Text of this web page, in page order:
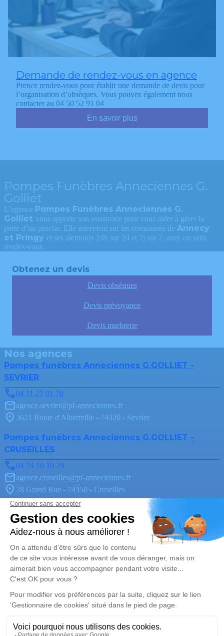
Demande de rendez-vous en agence
Prenez rendez-vous pour établir une demande de devis pour
l’organisation d’obsèques. Vous pouvez également nous
contacter au 04 50 52 91 04
En savoir plus
Pompes Funèbres Anneciennes G.
Golliet
L’agence Pompes Funèbres Anneciennes G.
Golliet vous apporte son assistance pour vous aider à gérer la
perte d’un proche. Elle intervient sur les communes de Annecy
et Pringy et ses alentours 24h sur 24 et 7j sur 7, avec ou sans
rendez-vous.
Obtenez un devis
Devis obsèques
Devis prévoyance
Devis marbrerie
Nos agences
Pompes funèbres Anneciennes G.GOLLIET -
SEVRIER
04 11 27 01 70
agence.sevrier@pf-anneciennes.fr
3621 Route d'Albertville - 74320 - Sevrier
Pompes funèbres Anneciennes G.GOLLIET -
CRUSEILLES
04 74 10 10 29
agence.cruseilles@pf-anneciennes.fr
28 Grand Rue - 74350 - Cruseilles
Pompes Funèbres Anneciennes G.GOLLIET -
PRINGY
04 50 09 02 44
agence.pringy@pf-anneciennes.fr
321 Route d'Annecy - 74370 - Pringy
4.8/5 - 36 avis
Pompes Funèbres Anneciennes G.GOLLIET -
ANNECY
04 50 52 91 04
agence.annecy@pf-anneciennes.fr